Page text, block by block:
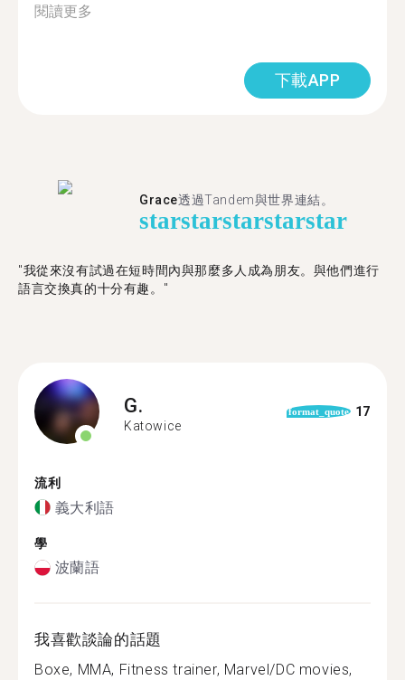
閱讀更多
下載APP
Grace透過Tandem與世界連結。
starstarstarstarstar
"我從來沒有試過在短時間內與那麼多人成為朋友。與他們進行
語言交換真的十分有趣。"
G.
Katowice
format_quote 17
流利
義大利語
學
波蘭語
我喜歡談論的話題
Boxe, MMA, Fitness trainer, Marvel/DC movies,